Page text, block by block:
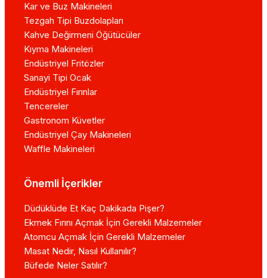
Kar ve Buz Makineleri
Tezgah Tipi Buzdolapları
Kahve Değirmeni Öğütücüler
Kıyma Makineleri
Endüstriyel Fritözler
Sanayi Tipi Ocak
Endüstriyel Fırınlar
Tencereler
Gastronom Küvetler
Endüstriyel Çay Makineleri
Waffle Makineleri
Önemli İçerikler
Düdüklüde Et Kaç Dakikada Pişer?
Ekmek Fırını Açmak İçin Gerekli Malzemeler
Atomcu Açmak İçin Gerekli Malzemeler
Masat Nedir, Nasıl Kullanılır?
Büfede Neler Satılır?